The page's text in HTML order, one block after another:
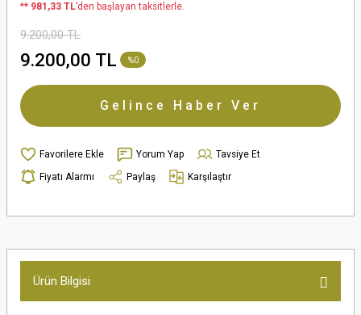
** 981,33 TL’den başlayan taksitlerle.
9.200,00 TL
9.200,00 TL %0
Gelince Haber Ver
Yorum Yap
Tavsiye Et
Fiyatı Alarmı
Paylaş Karşılaştır
Ürün Bilgisi